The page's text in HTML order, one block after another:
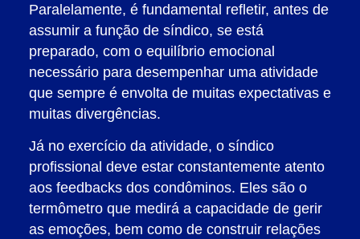
Paralelamente, é fundamental refletir, antes de
assumir a função de síndico, se está
preparado, com o equilíbrio emocional
necessário para desempenhar uma atividade
que sempre é envolta de muitas expectativas e
muitas divergências.
Já no exercício da atividade, o síndico
profissional deve estar constantemente atento
aos feedbacks dos condôminos. Eles são o
termômetro que medirá a capacidade de gerir
as emoções, bem como de construir relações